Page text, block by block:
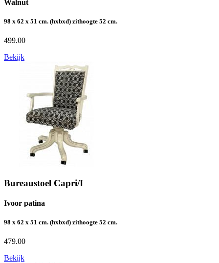
Walnut
98 x 62 x 51 cm. (hxbxd) zithoogte 52 cm.
499.00
Bekijk
Bureaustoel Capri/I
Ivoor patina
98 x 62 x 51 cm. (hxbxd) zithoogte 52 cm.
479.00
Bekijk